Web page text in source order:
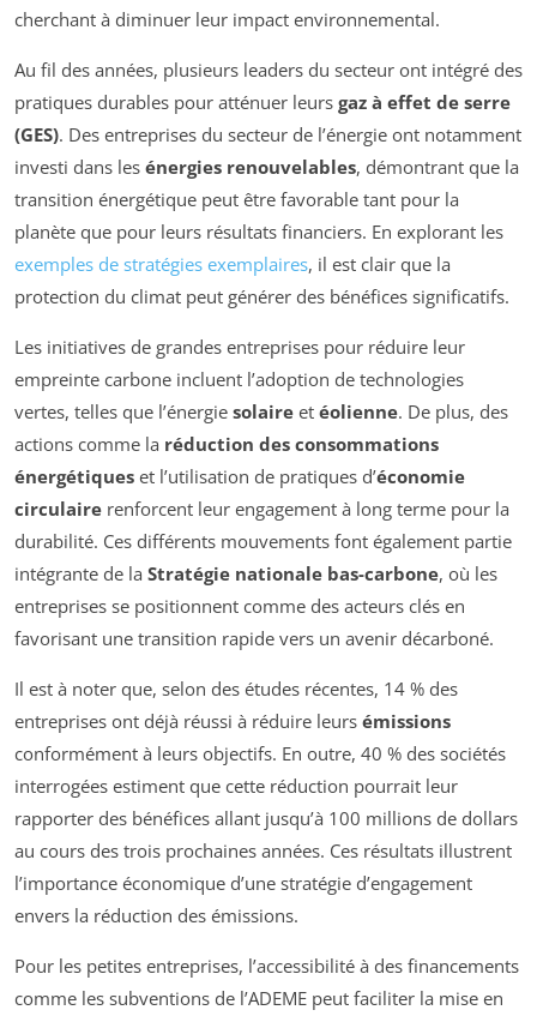
cherchant à diminuer leur impact environnemental.
Au fil des années, plusieurs leaders du secteur ont intégré des
pratiques durables pour atténuer leurs gaz à effet de serre
(GES). Des entreprises du secteur de l’énergie ont notamment
investi dans les énergies renouvelables, démontrant que la
transition énergétique peut être favorable tant pour la
planète que pour leurs résultats financiers. En explorant les
exemples de stratégies exemplaires, il est clair que la
protection du climat peut générer des bénéfices significatifs.
Les initiatives de grandes entreprises pour réduire leur
empreinte carbone incluent l’adoption de technologies
vertes, telles que l’énergie solaire et éolienne. De plus, des
actions comme la réduction des consommations
énergétiques et l’utilisation de pratiques d’économie
circulaire renforcent leur engagement à long terme pour la
durabilité. Ces différents mouvements font également partie
intégrante de la Stratégie nationale bas-carbone, où les
entreprises se positionnent comme des acteurs clés en
favorisant une transition rapide vers un avenir décarboné.
Il est à noter que, selon des études récentes, 14 % des
entreprises ont déjà réussi à réduire leurs émissions
conformément à leurs objectifs. En outre, 40 % des sociétés
interrogées estiment que cette réduction pourrait leur
rapporter des bénéfices allant jusqu’à 100 millions de dollars
au cours des trois prochaines années. Ces résultats illustrent
l’importance économique d’une stratégie d’engagement
envers la réduction des émissions.
Pour les petites entreprises, l’accessibilité à des financements
comme les subventions de l’ADEME peut faciliter la mise en